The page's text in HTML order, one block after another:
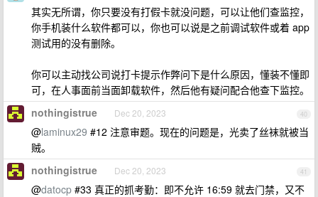
其实无所谓，你只要没有打假卡就没问题，可以让他们查监控，
你手机装什么软件都可以，你也可以说是之前调试软件或着 app
测试用的没有删除。
你可以主动找公司说打卡提示作弊问下是什么原因，懂装不懂即
可，在人事面前当面卸载软件，然后他有疑问配合他查下监控。
40
nothingistrue Dec 20, 2023
@laminux29 #12 注意审题。现在的问题是，光卖了丝袜就被当
贼。
41
nothingistrue Dec 20, 2023
@datocp #33 真正的抓考勤：即不允许 16:59 就去门禁，又不